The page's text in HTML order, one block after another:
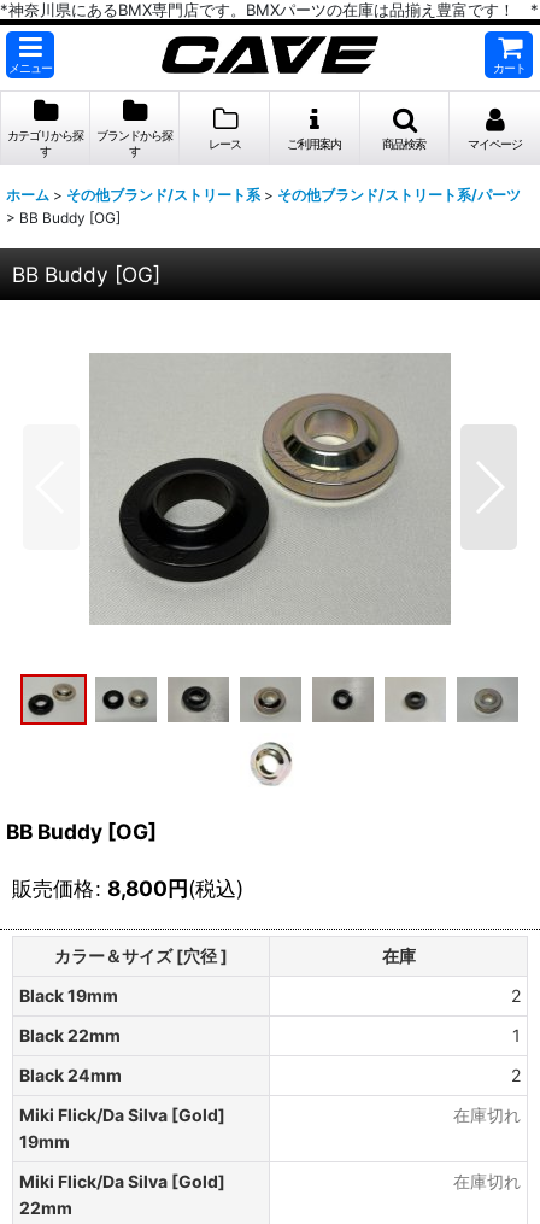
*神奈川県にあるBMX専門店です。BMXパーツの在庫は品揃え豊富です！ *
メニュー カート
カテゴリから探
す
ブランドから探
す
レース ご利用案内 商品検索 マイページ
ホーム > その他ブランド/ストリート系 > その他ブランド/ストリート系/パーツ
> BB Buddy [OG]
BB Buddy [OG]
BB Buddy [OG]
販売価格: 8,800円(税込)
カラー＆サイズ [穴径 ]
在庫
Black 19mm
2
Black 22mm
1
Black 24mm
2
Miki Flick/Da Silva [Gold]
19mm
在庫切れ
Miki Flick/Da Silva [Gold]
22mm
在庫切れ